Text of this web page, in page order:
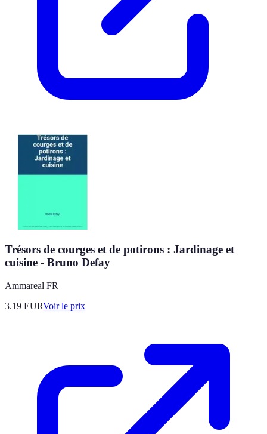
Trésors de courges et de potirons : Jardinage et
cuisine - Bruno Defay
Ammareal FR
3.19 EURVoir le prix